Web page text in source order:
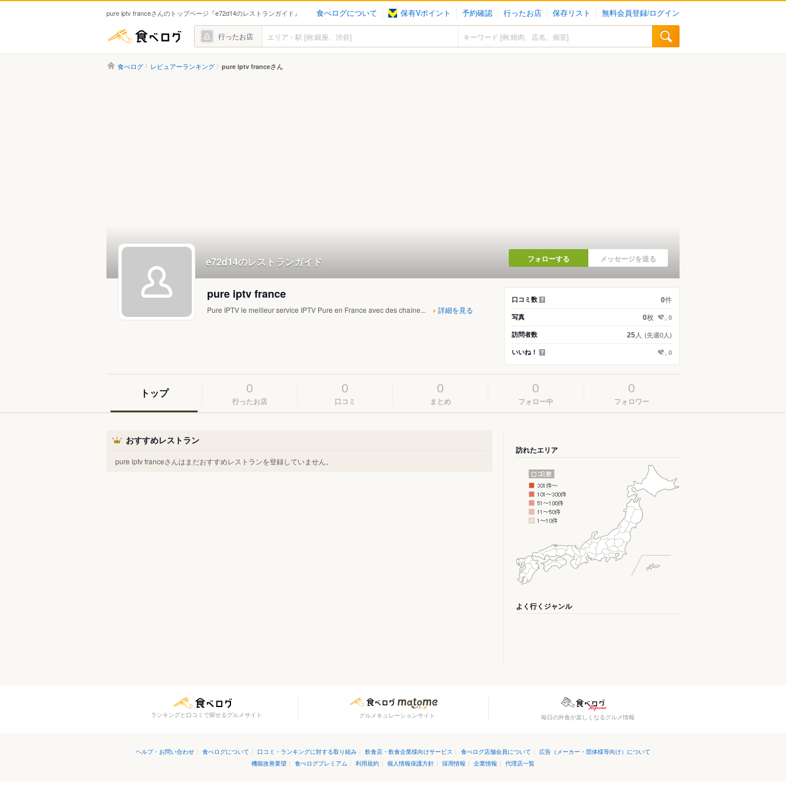
pure iptv franceさんのトップページ『e72d14のレストランガイド』 食べログについて 保有Vポイント 予約確認 行ったお店 保存リスト 無料会員登録/ログイン
食べログ 行ったお店
食べログ レビュアーランキング pure iptv franceさん
e72d14のレストランガイド フォローする メッセージを送る
pure iptv france
Pure IPTV le meilleur service IPTV Pure en France avec des chaîne... 詳細を見る
口コミ数 ？ 0件
写真 0枚 0
訪問者数 25人 (先週0人)
いいね！ ？ 0
トップ 0
行ったお店
0
口コミ
0
まとめ
0
フォロー中
0
フォロワー
おすすめレストラン
pure iptv franceさんはまだおすすめレストランを登録していません。
訪れたエリア
よく行くジャンル
ランキングと口コミで探せるグルメサイト グルメキュレーションサイト 毎日の外食が楽しくなるグルメ情報
ヘルプ・お問い合わせ | 食べログについて | 口コミ・ランキングに対する取り組み | 飲食店・飲食企業様向けサービス | 食べログ店舗会員について | 広告（メーカー・団体様等向け）について
機能改善要望 | 食べログプレミアム | 利用規約 | 個人情報保護方針 | 採用情報 | 企業情報 | 代理店一覧